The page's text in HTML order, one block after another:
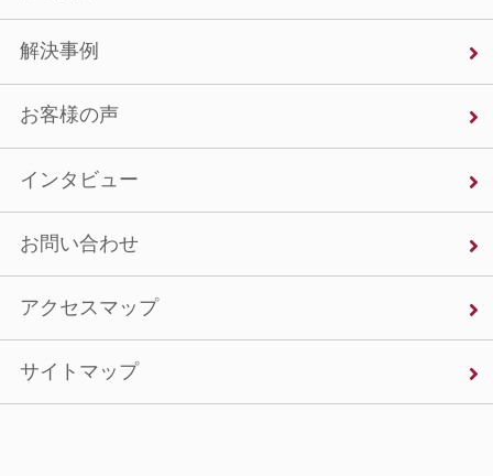
解決事例
お客様の声
インタビュー
お問い合わせ
アクセスマップ
サイトマップ